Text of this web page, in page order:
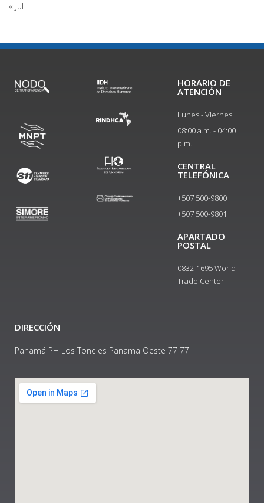
« Jul
HORARIO DE
ATENCIÓN
Lunes - Viernes
08:00 a.m. - 04:00
p.m.
CENTRAL
TELEFÓNICA
+507 500-9800
+507 500-9801​
APARTADO
POSTAL
0832-1695 World
Trade Center
DIRECCIÓN
Panamá PH Los Toneles Panama Oeste 77 77